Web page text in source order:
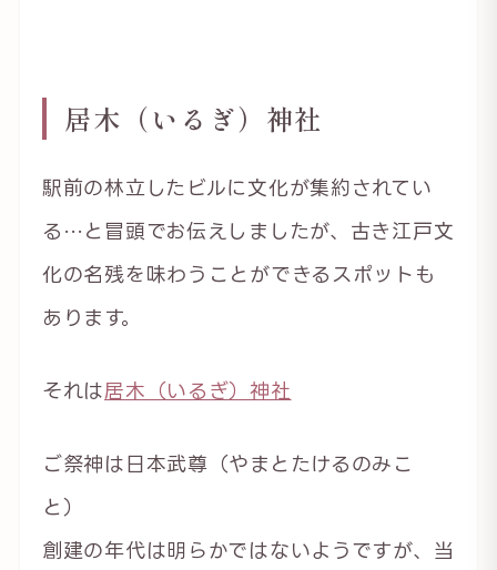
居木（いるぎ）神社
駅前の林立したビルに文化が集約されてい
る…と冒頭でお伝えしましたが、古き江戸文
化の名残を味わうことができるスポットも
あります。
それは居木（いるぎ）神社
ご祭神は日本武尊（やまとたけるのみこ
と）
創建の年代は明らかではないようですが、当